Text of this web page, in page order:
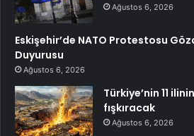
Ağustos 6, 2026
Eskişehir’de NATO Protestosu
Duyurusu
Ağustos 6, 2026
Türkiye’nin 11
fışkıracak
Ağustos 6, 2026